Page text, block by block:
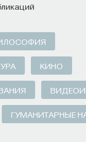
КИНО
ГУМАНИТАРНЫЕ